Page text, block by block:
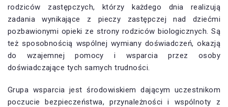
rodziców zastępczych, którzy każdego dnia realizują
zadania wynikające z pieczy zastępczej nad dziećmi
pozbawionymi opieki ze strony rodziców biologicznych. Są
też sposobnością wspólnej wymiany doświadczeń, okazją
do wzajemnej pomocy i wsparcia przez osoby
doświadczające tych samych trudności.
Grupa wsparcia jest środowiskiem dającym uczestnikom
poczucie bezpieczeństwa, przynależności i wspólnoty z